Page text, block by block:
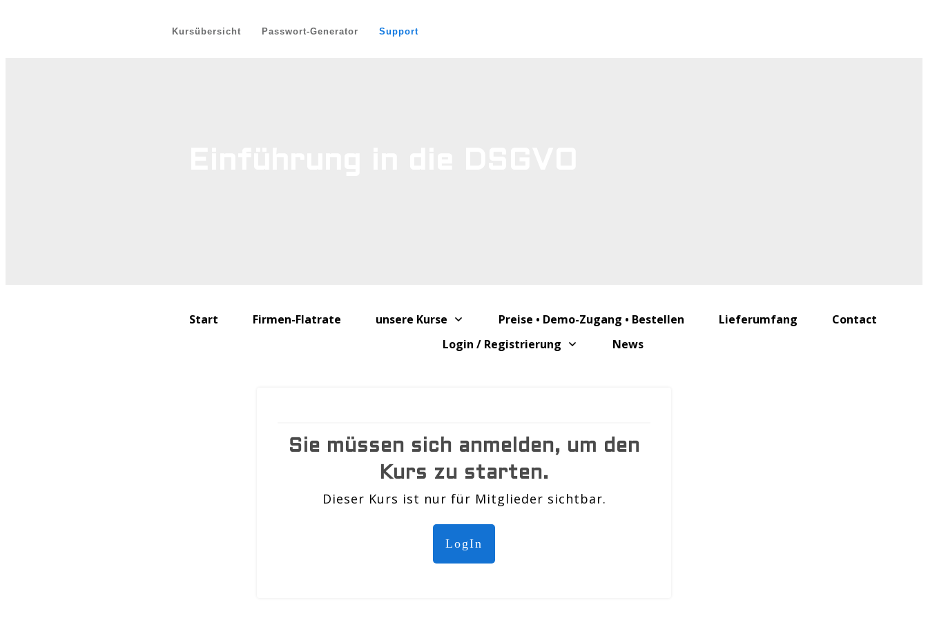
Kursübersicht Passwort-Generator Support
Start Firmen-Flatrate unsere Kurse Preise • Demo-Zugang • Bestellen Lieferumfang
Contact
Login / Registrierung
News
Sie müssen sich anmelden, um den
Kurs zu starten.
Dieser Kurs ist nur für Mitglieder sichtbar.
LogIn